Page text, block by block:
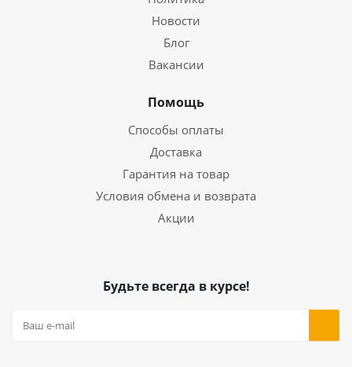
Новости
Блог
Вакансии
Помощь
Способы оплаты
Доставка
Гарантия на товар
Условия обмена и возврата
Акции
Будьте всегда в курсе!